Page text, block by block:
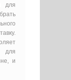
для
для
и